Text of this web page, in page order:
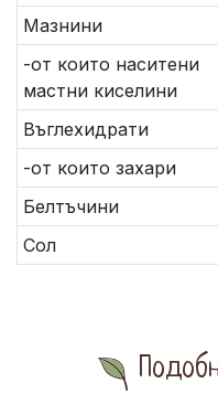
Мазнини
-от които наситени
мастни киселини
Въглехидрати
-от които захари
Белтъчини
Сол